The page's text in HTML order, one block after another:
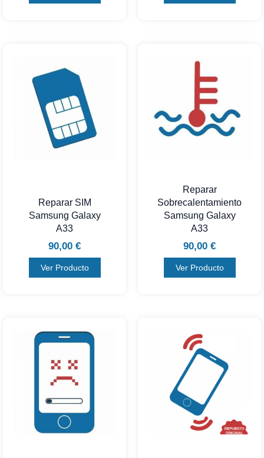
Reparar SIM
Samsung Galaxy
A33
90,00 €
Ver Producto
Reparar
Sobrecalentamiento
Samsung Galaxy
A33
90,00 €
Ver Producto